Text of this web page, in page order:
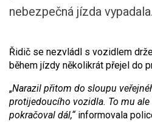
nebezpečná jízda
Řidič se nezvládl s vozidlem
během jízdy několikrát přejel do
„Narazil přitom do sloupu
protijedoucího vozidla. To mu
pokračoval dál,“informovala